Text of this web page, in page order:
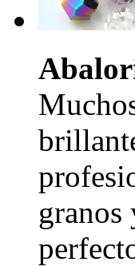
granos